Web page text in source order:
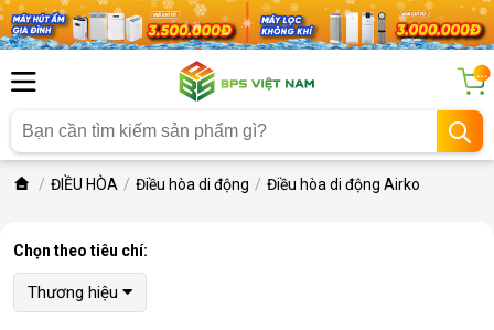
...
ĐIỀU HÒA Điều hòa di động Điều hòa di động Airko
Chọn theo tiêu chí:
Thương hiệu